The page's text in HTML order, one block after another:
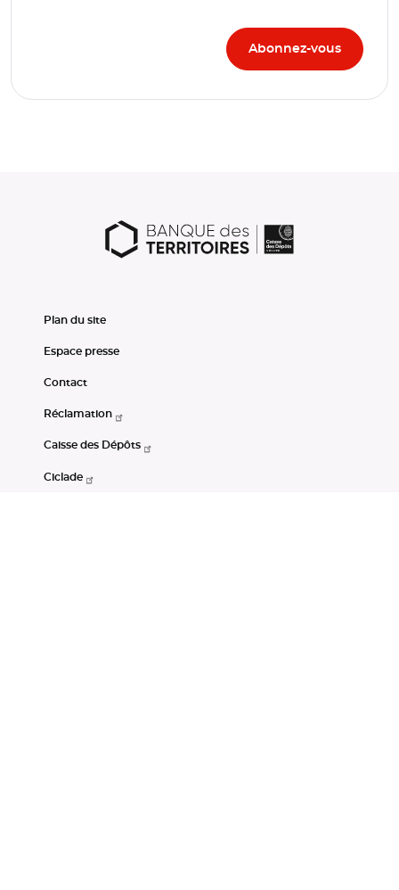
Plan du site
Espace presse
Contact
Réclamation
Caisse des Dépôts
Ciclade